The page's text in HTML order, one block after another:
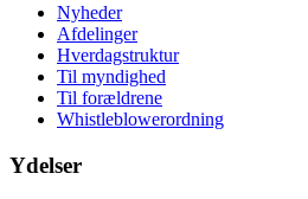
Nyheder
Afdelinger
Hverdagstruktur
Til myndighed
Til forældrene
Whistleblowerordning
Ydelser